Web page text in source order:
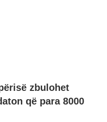
zbulohet
që para 8000